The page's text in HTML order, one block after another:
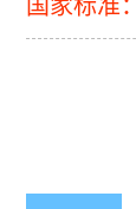
国家标准：